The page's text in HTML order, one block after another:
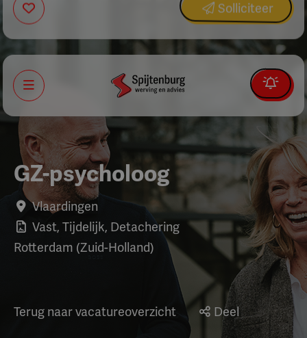
Solliciteer
Menu
GZ-psycholoog
Vlaardingen
Vast, Tijdelijk, Detachering
Rotterdam (Zuid-Holland)
Terug naar vacatureoverzicht Deel